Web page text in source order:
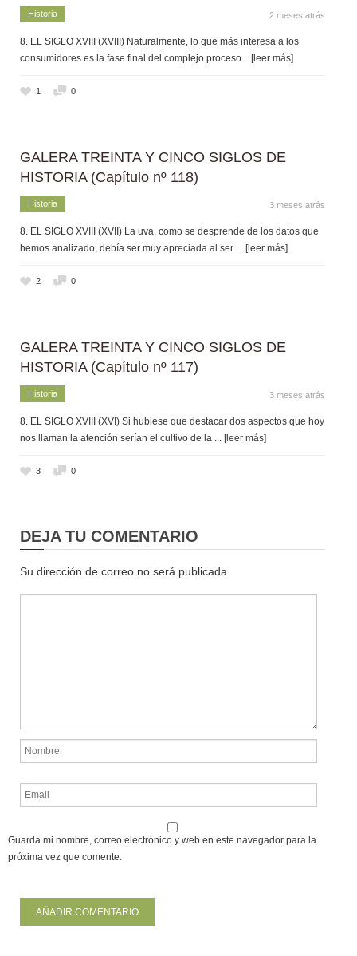
Historia 2 meses atrás
8. EL SIGLO XVIII (XVIII) Naturalmente, lo que más interesa a los
consumidores es la fase final del complejo proceso... [leer más]
1 0
GALERA TREINTA Y CINCO SIGLOS DE
HISTORIA (Capítulo nº 118)
Historia 3 meses atrás
8. EL SIGLO XVIII (XVII) La uva, como se desprende de los datos que
hemos analizado, debía ser muy apreciada al ser ... [leer más]
2 0
GALERA TREINTA Y CINCO SIGLOS DE
HISTORIA (Capítulo nº 117)
Historia 3 meses atrás
8. EL SIGLO XVIII (XVI) Si hubiese que destacar dos aspectos que hoy
nos llaman la atención serían el cultivo de la ... [leer más]
3 0
DEJA TU COMENTARIO
Su dirección de correo no será publicada.
Guarda mi nombre, correo electrónico y web en este navegador para la
próxima vez que comente.